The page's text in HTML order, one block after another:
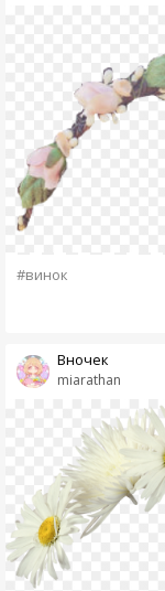
#винок
miarathan
Вночек